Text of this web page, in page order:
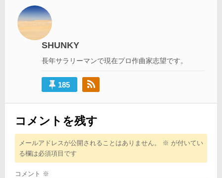
ゲ
ー
シ
SHUNKY
長年サラリーマンで現在プロ作曲家志望です。
185
コメントを残す
メールアドレスが公開されることはありません。 ※ が付いてい
る欄は必須項目です
コメント ※